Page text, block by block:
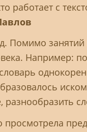
работает с
Помимо
Например: